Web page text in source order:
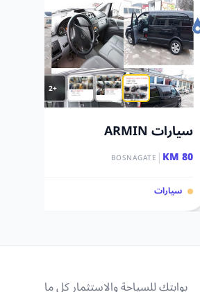
+2
سيارات ARMIN
80 KM
|
BOSNAGATE
سيارات
بوابتك للسياحة والاستثمار كل ما